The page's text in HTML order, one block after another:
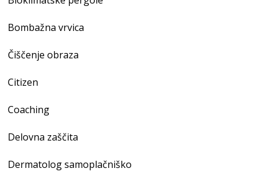
Bombažna vrvica
Čiščenje obraza
Citizen
Coaching
Delovna zaščita
Dermatolog samoplačniško